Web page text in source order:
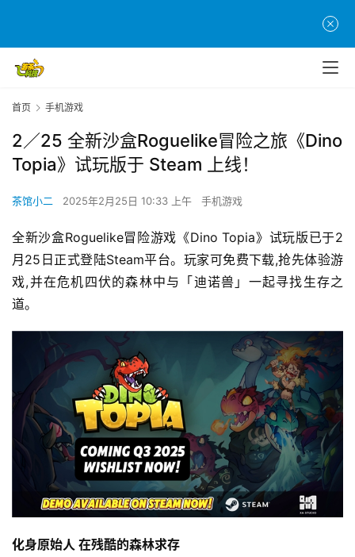
首页 手机游戏
2／25 全新沙盒Roguelike冒险之旅《Dino
Topia》试玩版于 Steam 上线！
茶馆小二 2025年2月25日 10:33 上午 手机游戏
全新沙盒Roguelike冒险游戏《Dino Topia》试玩版已于2
月25日正式登陆Steam平台。玩家可免费下载,抢先体验游
戏,并在危机四伏的森林中与「迪诺兽」一起寻找生存之
道。
化身原始人 在残酷的森林求存